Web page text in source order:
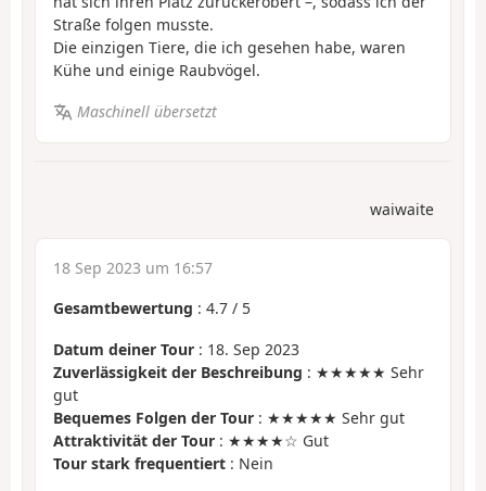
Straße folgen musste.
Die einzigen Tiere, die ich gesehen habe, waren
Kühe und einige Raubvögel.
Maschinell übersetzt
waiwaite
18 Sep 2023 um 16:57
Gesamtbewertung : 4.7 / 5
Datum deiner Tour : 18. Sep 2023
Zuverlässigkeit der Beschreibung : ★★★★★ Sehr
gut
Bequemes Folgen der Tour : ★★★★★ Sehr gut
Attraktivität der Tour : ★★★★☆ Gut
Tour stark frequentiert : Nein